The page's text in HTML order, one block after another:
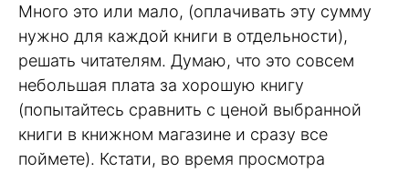
Много это или мало, (оплачивать эту сумму
нужно для каждой книги в отдельности),
решать читателям. Думаю, что это совсем
небольшая плата за хорошую книгу
(попытайтесь сравнить с ценой выбранной
книги в книжном магазине и сразу все
поймете). Кстати, во время просмотра